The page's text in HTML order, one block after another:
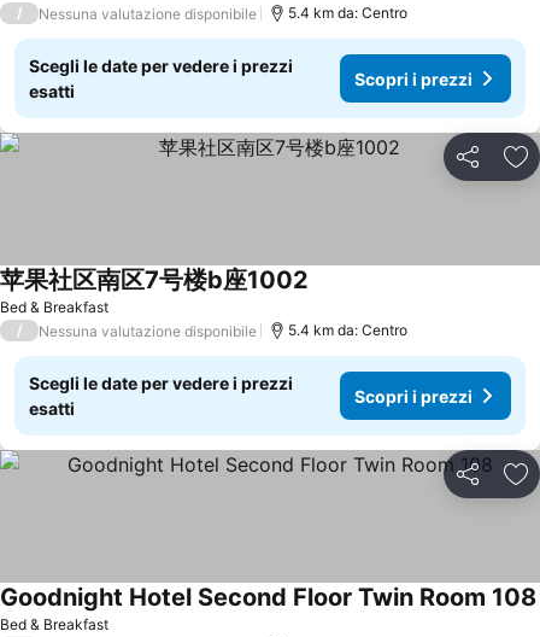
/ Nessuna valutazione disponibile 5.4 km da: Centro
Scegli le date per vedere i prezzi
esatti
Scopri i prezzi
Condividi
Bed & Breakfast
苹果社区南区7号楼b座1002
/ Nessuna valutazione disponibile 5.4 km da: Centro
Scegli le date per vedere i prezzi
esatti
Scopri i prezzi
Condividi
Bed & Breakfast
Goodnight Hotel Second Floor Twin Room 108